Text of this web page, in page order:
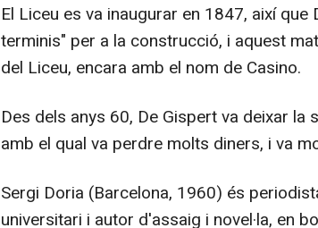
El Liceu es va inaugurar en 1847, així
terminis" per a la construcció, i aquest
del Liceu, encara amb el nom de Casino.
Des dels anys 60, De Gispert va deixar la
amb el qual va perdre molts diners, i va
Sergi Doria (Barcelona, 1960) és
universitari i autor d'assaig i novel·la, en